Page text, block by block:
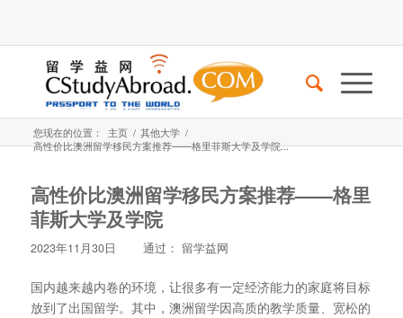
您现在的位置： 主页 / 其他大学 /
高性价比澳洲留学移民方案推荐——格里菲斯大学及学院...
高性价比澳洲留学移民方案推荐——格里
菲斯大学及学院
2023年11月30日 通过： 留学益网
国内越来越内卷的环境，让很多有一定经济能力的家庭将目标
放到了出国留学。其中，澳洲留学因高质的教学质量、宽松的